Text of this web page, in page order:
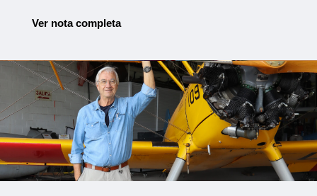
Ver nota completa